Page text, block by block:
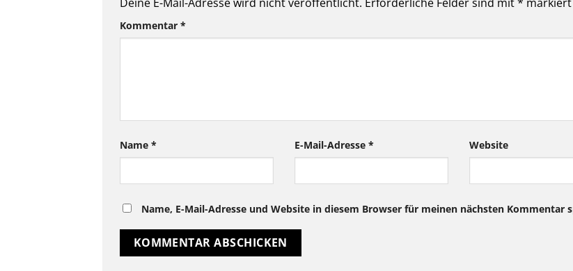
Kommentar *
Name * E-Mail-Adresse * Website
Name, E-Mail-Adresse und Website in diesem Browser für meinen nächsten Kommentar